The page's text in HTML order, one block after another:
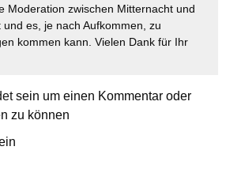
Moderation zwischen Mitternacht und
es, je nach Aufkommen, zu
kommen kann. Vielen Dank für Ihr
sein um einen Kommentar oder
zu können